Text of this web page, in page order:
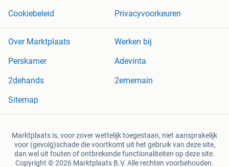
Cookiebeleid
Privacyvoorkeuren
Over Marktplaats
Werken bij
Perskamer
Adevinta
2dehands
2ememain
Sitemap
Marktplaats is, voor zover wettelijk toegestaan, niet aansprakelijk
voor (gevolg)schade die voortkomt uit het gebruik van deze site,
dan wel uit fouten of ontbrekende functionaliteiten op deze site.
Copyright © 2026 Marktplaats B.V. Alle rechten voorbehouden.